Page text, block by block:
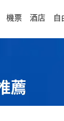
機票 酒店 自
薦